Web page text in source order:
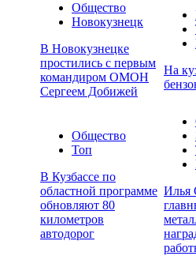
Общество
Новокузнецк
В Новокузнецке
простились с первым
командиром ОМОН
Сергеем Добижей
На
Общество
Топ
В Кузбассе по
областной программе
обновляют 80
километров
автодорог
Илья